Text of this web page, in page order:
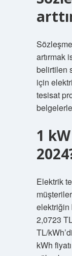
artırmak
belirtilen
için
tesisat
1
Elektrik
elektriğin
2,0723
TL/
kWh